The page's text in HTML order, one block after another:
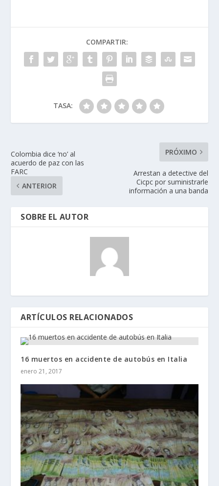
COMPARTIR:
TASA:
Colombia dice ‘no’ al
acuerdo de paz con las
FARC
ANTERIOR
PRÓXIMO
Arrestan a detective del
Cicpc por suministrarle
información a una banda
SOBRE EL AUTOR
ARTÍCULOS RELACIONADOS
16 muertos en accidente de autobús en Italia
enero 21, 2017